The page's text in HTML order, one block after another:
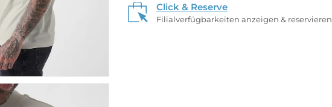
Click & Reserve
Filialverfügbarkeiten anzeigen & reservieren